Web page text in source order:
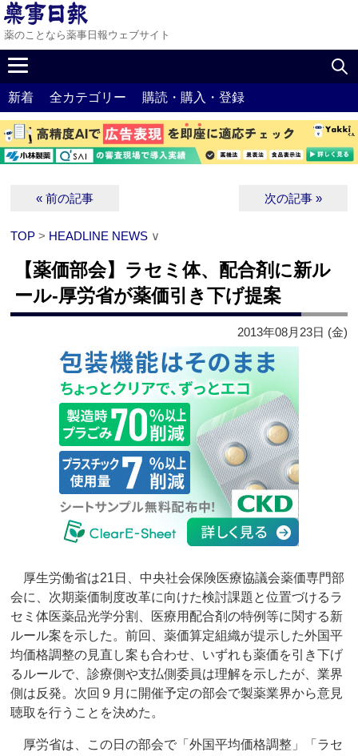
薬のことなら薬事日報ウェブサイト
新着 全カテゴリー 購読・購入・登録
« 前の記事 次の記事 »
TOP > HEADLINE NEWS ∨
【薬価部会】ラセミ体、配合剤に新ル
ール‐厚労省が薬価引き下げ提案
2013年08月23日 (金)
厚生労働省は21日、中央社会保険医療協議会薬価専門部
会に、次期薬価制度改革に向けた検討課題と位置づけるラ
セミ体医薬品光学分割、医療用配合剤の特例等に関する新
ルール案を示した。前回、薬価算定組織が提示した外国平
均価格調整の見直し案も合わせ、いずれも薬価を引き下げ
るルールで、診療側や支払側委員は理解を示したが、業界
側は反発。次回９月に開催予定の部会で製薬業界から意見
聴取を行うことを決めた。
厚労省は、この日の部会で「外国平均価格調整」「ラセ